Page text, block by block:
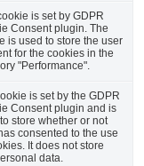
is set by GDPR
Consent plugin. The
is used to store the user
for the cookies in the
"Performance".
is set by the GDPR
Consent plugin and is
store whether or not
consented to the use
It does not store
data.